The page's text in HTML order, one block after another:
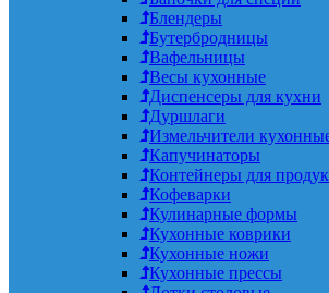
Блендеры
Бутербродницы
Вафельницы
Весы кухонные
Диспенсеры для кухни
Дуршлаги
Измельчители
Капучинаторы
Контейнеры для
Кофеварки
Кулинарные формы
Кухонные коврики
Кухонные ножи
Кухонные прессы